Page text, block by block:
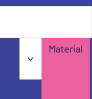
Material